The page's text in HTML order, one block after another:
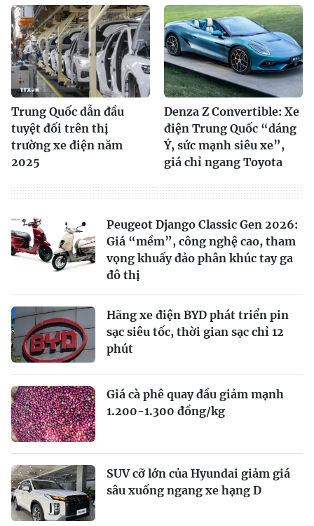
Trung Quốc dẫn đầu
tuyệt đối trên thị
trường xe điện năm
2025
Denza Z Convertible: Xe
điện Trung Quốc “dáng
Ý, sức mạnh siêu xe”,
giá chỉ ngang Toyota
Peugeot Django Classic Gen 2026:
Giá “mềm”, công nghệ cao, tham
vọng khuấy đảo phân khúc tay ga
đô thị
Hãng xe điện BYD phát triển pin
sạc siêu tốc, thời gian sạc chỉ 12
phút
Giá cà phê quay đầu giảm mạnh
1.200-1.300 đồng/kg
SUV cỡ lớn của Hyundai giảm giá
sâu xuống ngang xe hạng D